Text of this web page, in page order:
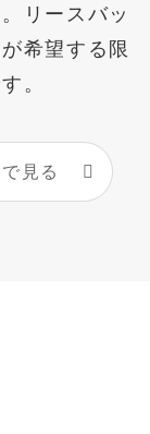
リースバッ
希望する限
。
見る